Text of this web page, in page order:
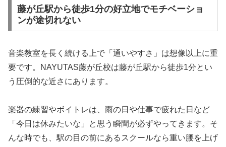
藤が丘駅から徒歩1分の好立地でモチベーショ
ンが途切れない
音楽教室を長く続ける上で「通いやすさ」は想像以上に重
要です。NAYUTAS藤が丘校は藤が丘駅から徒歩1分とい
う圧倒的な近さにあります。
楽器の練習やボイトレは、雨の日や仕事で疲れた日など
「今日は休みたいな」と思う瞬間が必ずやってきます。そ
んな時でも、駅の目の前にあるスクールなら重い腰を上げ